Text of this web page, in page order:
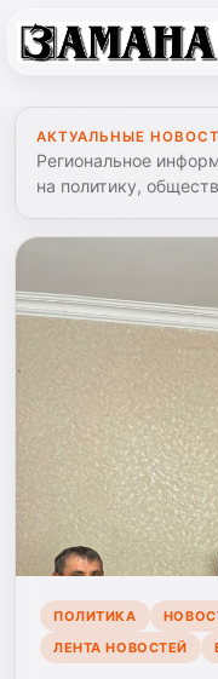
АКТУАЛЬНЫЕ
Региональное
на политику,
ПОЛИТИКА
ЛЕНТА НОВОСТЕЙ